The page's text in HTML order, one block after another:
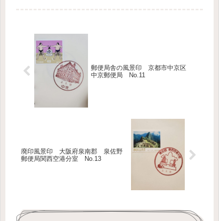
郵便局舎の風景印 京都市中京区
中京郵便局 No.11
廃印風景印 大阪府泉南郡 泉佐野
郵便局関西空港分室 No.13